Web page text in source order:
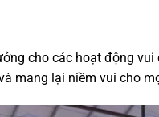
cho các hoạt động
mang lại niềm vui cho